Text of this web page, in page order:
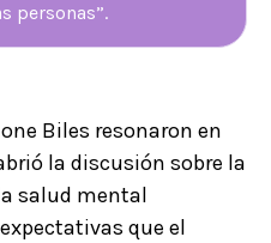
personas”.
Biles resonaron en
la discusión sobre la
salud mental
que el